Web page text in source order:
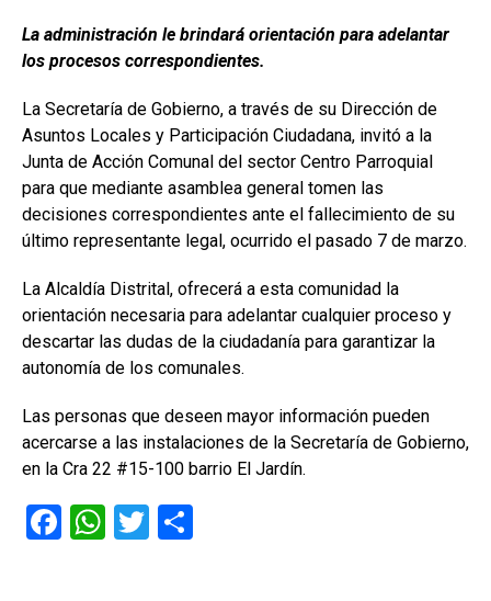
La administración le brindará orientación para adelantar
los procesos correspondientes.
La Secretaría de Gobierno, a través de su Dirección de
Asuntos Locales y Participación Ciudadana, invitó a la
Junta de Acción Comunal del sector Centro Parroquial
para que mediante asamblea general tomen las
decisiones correspondientes ante el fallecimiento de su
último representante legal, ocurrido el pasado 7 de marzo.
La Alcaldía Distrital, ofrecerá a esta comunidad la
orientación necesaria para adelantar cualquier proceso y
descartar las dudas de la ciudadanía para garantizar la
autonomía de los comunales.
Las personas que deseen mayor información pueden
acercarse a las instalaciones de la Secretaría de Gobierno,
en la Cra 22 #15-100 barrio El Jardín.
F
W T